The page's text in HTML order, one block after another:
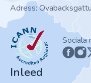
Adress:
ICANN
Sociala
Inleed